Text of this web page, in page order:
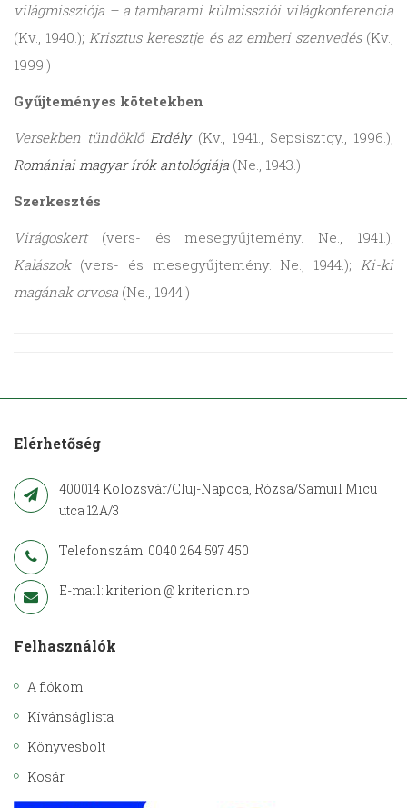
világmissziója – a tambarami külmissziói világkonferencia
(Kv., 1940.);Krisztus keresztje és az emberi szenvedés(Kv.,
1999.)
Gyűjteményes kötetekben
Versekben tündöklőErdély(Kv., 1941., Sepsisztgy., 1996.);
Romániai magyar írók antológiája (Ne., 1943.)
Szerkesztés
Virágoskert(vers- és mesegyűjtemény. Ne., 1941.);
Kalászok(vers- és mesegyűjtemény. Ne., 1944.); Ki-ki
magának orvosa (Ne., 1944.)
Elérhetőség
400014 Kolozsvár/Cluj-Napoca, Rózsa/Samuil Micu
utca 12A/3
Telefonszám: 0040 264 597 450
E-mail: kriterion @ kriterion.ro
Felhasználók
A fiókom
Kívánságlista
Könyvesbolt
Kosár